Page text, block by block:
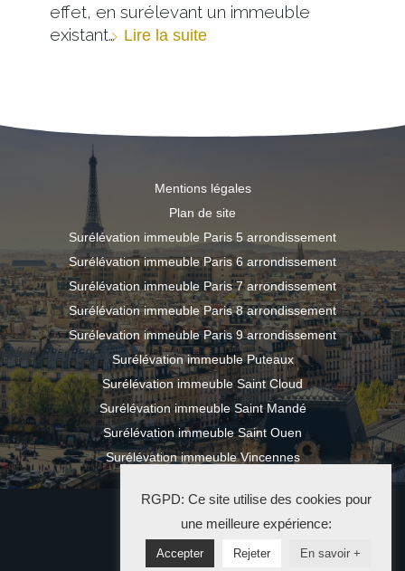
effet, en surélevant un immeuble
existant… Lire la suite
Mentions légales
Plan de site
Surélévation immeuble Paris 5 arrondissement
Surélévation immeuble Paris 6 arrondissement
Surélévation immeuble Paris 7 arrondissement
Surélévation immeuble Paris 8 arrondissement
Surélevation immeuble Paris 9 arrondissement
Surélévation immeuble Puteaux
Surélévation immeuble Saint Cloud
Surélévation immeuble Saint Mandé
Surélévation immeuble Saint Ouen
Surélévation immeuble Vincennes
2024 LM SURÉLÉVATION
La Solution Immo
RGPD: Ce site utilise des cookies pour
une meilleure expérience:
Accepter Rejeter En savoir +